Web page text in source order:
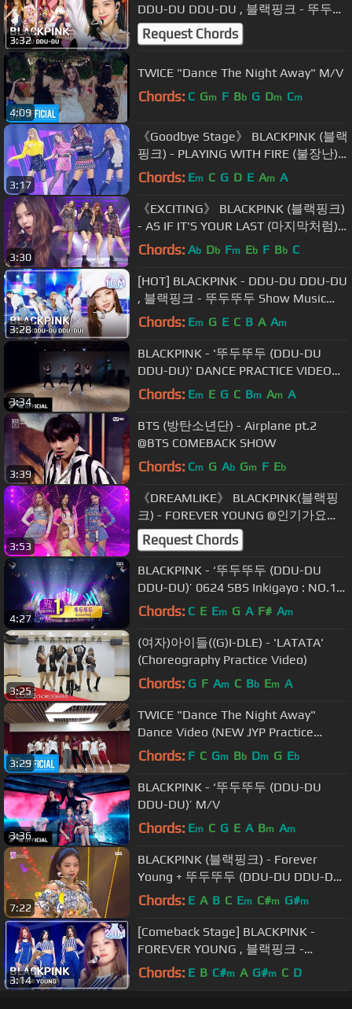
3:32
DDU-DU DDU-DU , 블랙핑크 - 뚜두뚜
두 Show Music core 20180707
Request Chords
4:09
TWICE "Dance The Night Away" M/V
Chords: C Gm F Bb G Dm Cm
3:17
《Goodbye Stage》 BLACKPINK (블랙
핑크) - PLAYING WITH FIRE (불장난)
@인기가요 Inkigayo 20161211
Chords: Em C G D E Am A
3:30
《EXCITING》 BLACKPINK (블랙핑크)
- AS IF IT'S YOUR LAST (마지막처럼)
@인기가요 Inkigayo 20170716
Chords: Ab Db Fm Eb F Bb C
3:28
[HOT] BLACKPINK - DDU-DU DDU-DU
, 블랙핑크 - 뚜두뚜두 Show Music
core 20180630
Chords: Em G E C B A Am
3:34
BLACKPINK - '뚜두뚜두 (DDU-DU
DDU-DU)' DANCE PRACTICE VIDEO
(MOVING VER.)
Chords: Em E G C Bm Am A
3:39
BTS (방탄소년단) - Airplane pt.2
@BTS COMEBACK SHOW
Chords: Cm G Ab Gm F Eb
3:53
《DREAMLIKE》 BLACKPINK(블랙핑
크) - FOREVER YOUNG @인기가요
Inkigayo 20180722
Request Chords
4:27
BLACKPINK - ‘뚜두뚜두 (DDU-DU
DDU-DU)’ 0624 SBS Inkigayo : NO.1
OF THE WEEK
Chords: C E Em G A F# Am
3:25
(여자)아이들((G)I-DLE) - 'LATATA'
(Choreography Practice Video)
Chords: G F Am C Bb Em A
3:29
TWICE "Dance The Night Away"
Dance Video (NEW JYP Practice
Room Ver.)
Chords: F C Gm Bb Dm G Eb
3:36
BLACKPINK - ‘뚜두뚜두 (DDU-DU
DDU-DU)’ M/V
Chords: Em C G E A Bm Am
7:22
BLACKPINK (블랙핑크) - Forever
Young + 뚜두뚜두 (DDU-DU DDU-DU)
무대교차편집
Chords: E A B C Em C#m G#m
3:14
[Comeback Stage] BLACKPINK -
FOREVER YOUNG , 블랙핑크 -
FOREVER YOUNG Show Music core
Chords: E B C#m A G#m C D